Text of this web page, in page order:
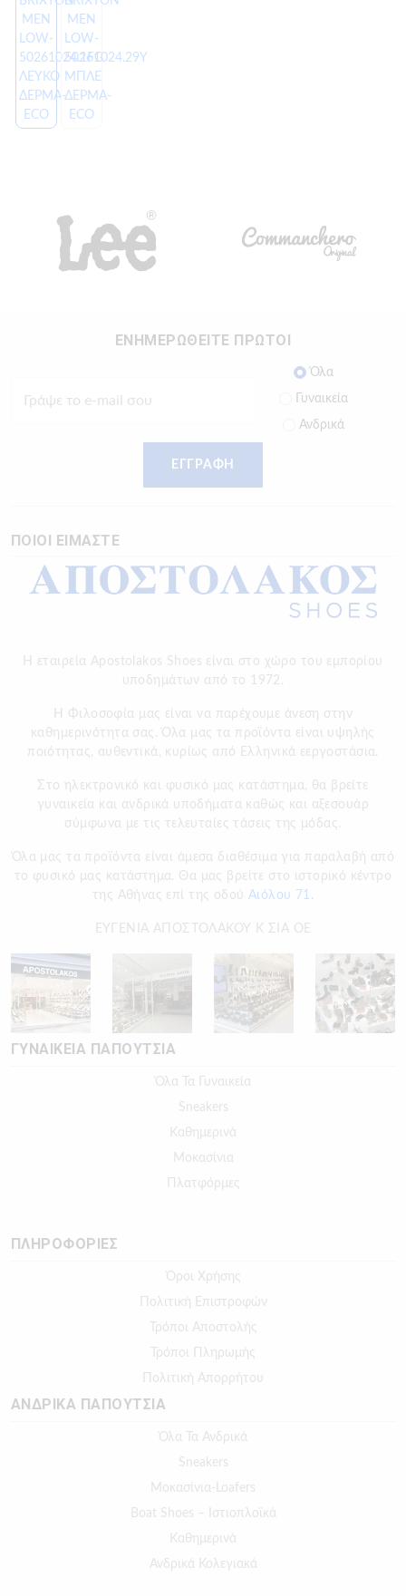
ΕΝΗΜΕΡΩΘΕΙΤΕ ΠΡΩΤΟΙ
Όλα
Γυναικεία
Ανδρικά
ΕΓΓΡΑΦΗ
ΠΟΙΟΙ ΕΙΜΑΣΤΕ
Η εταιρεία Apostolakos Shoes είναι στο χώρο του εμπορίου
υποδημάτων από το 1972.
H Φιλοσοφία μας είναι να παρέχουμε άνεση στην
καθημερινότητα σας. Όλα μας τα προϊόντα είναι υψηλής
ποιότητας, αυθεντικά, κυρίως από Ελληνικά εεργοστάσια.
Στο ηλεκτρονικό και φυσικό μας κατάστημα, θα βρείτε
γυναικεία και ανδρικά υποδήματα καθώς και αξεσουάρ
σύμφωνα με τις τελευταίες τάσεις της μόδας.
Όλα μας τα προϊόντα είναι άμεσα διαθέσιμα για παραλαβή από
το φυσικό μας κατάστημα. Θα μας βρείτε στο ιστορικό κέντρο
της Αθήνας επί της οδού Αιόλου 71.
ΕΥΓΕΝΙΑ ΑΠΟΣΤΟΛΑΚΟΥ Κ ΣΙΑ ΟΕ
ΓΥΝΑΙΚΕΙΑ ΠΑΠΟΥΤΣΙΑ
Όλα Τα Γυναικεία
Sneakers
Καθημερινά
Μοκασίνια
Πλατφόρμες
ΠΛΗΡΟΦΟΡΙΕΣ
Όροι Χρήσης
Πολιτική Επιστροφών
Τρόποι Αποστολής
Τρόποι Πληρωμής
Πολιτική Απορρήτου
ΑΝΔΡΙΚΑ ΠΑΠΟΥΤΣΙΑ
Όλα Τα Ανδρικά
Sneakers
Μοκασίνια-Loafers
Boat Shoes – Ιστιοπλοϊκά
Καθημερινά
Ανδρικά Κολεγιακά